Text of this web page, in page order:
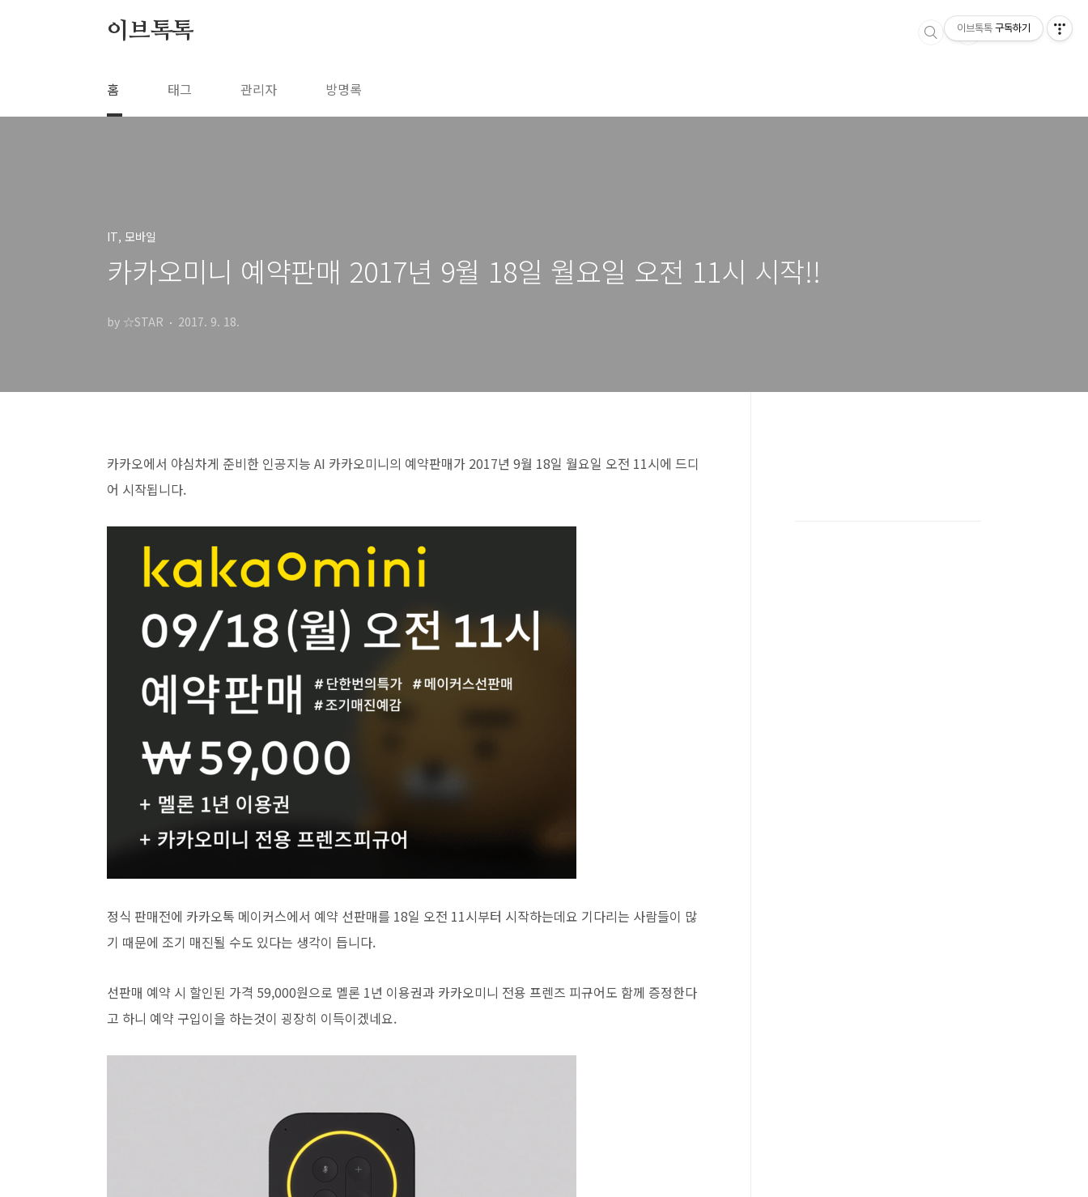
이브톡톡
홈 태그 관리자 방명록
IT, 모바일
카카오미니 예약판매 2017년 9월 18일 월요일 오전 11시 시작!!
by ☆STAR 2017. 9. 18.
카카오에서 야심차게 준비한 인공지능 AI 카카오미니의 예약판매가 2017년 9월 18일 월요일 오전 11시에 드디
어 시작됩니다.
정식 판매전에 카카오톡 메이커스에서 예약 선판매를 18일 오전 11시부터 시작하는데요 기다리는 사람들이 많
기 때문에 조기 매진될 수도 있다는 생각이 듭니다.
선판매 예약 시 할인된 가격 59,000원으로 멜론 1년 이용권과 카카오미니 전용 프렌즈 피규어도 함께 증정한다
고 하니 예약 구입이을 하는것이 굉장히 이득이겠네요.
이브톡톡 구독하기